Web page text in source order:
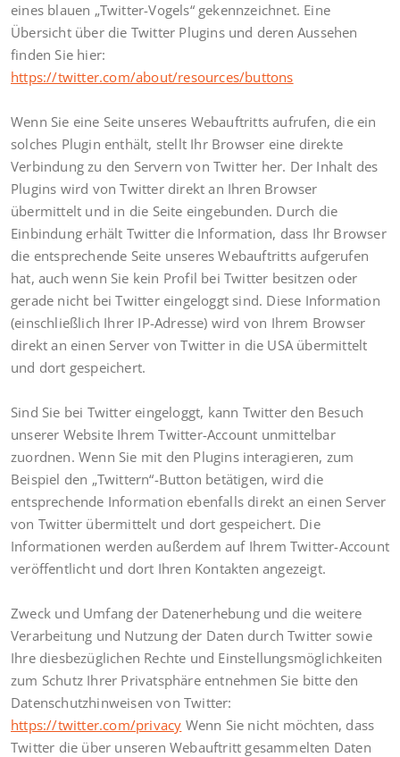
eines blauen „Twitter-Vogels“ gekennzeichnet. Eine
Übersicht über die Twitter Plugins und deren Aussehen
finden Sie hier:
https://twitter.com/about/resources/buttons
Wenn Sie eine Seite unseres Webauftritts aufrufen, die ein
solches Plugin enthält, stellt Ihr Browser eine direkte
Verbindung zu den Servern von Twitter her. Der Inhalt des
Plugins wird von Twitter direkt an Ihren Browser
übermittelt und in die Seite eingebunden. Durch die
Einbindung erhält Twitter die Information, dass Ihr Browser
die entsprechende Seite unseres Webauftritts aufgerufen
hat, auch wenn Sie kein Profil bei Twitter besitzen oder
gerade nicht bei Twitter eingeloggt sind. Diese Information
(einschließlich Ihrer IP-Adresse) wird von Ihrem Browser
direkt an einen Server von Twitter in die USA übermittelt
und dort gespeichert.
Sind Sie bei Twitter eingeloggt, kann Twitter den Besuch
unserer Website Ihrem Twitter-Account unmittelbar
zuordnen. Wenn Sie mit den Plugins interagieren, zum
Beispiel den „Twittern“-Button betätigen, wird die
entsprechende Information ebenfalls direkt an einen Server
von Twitter übermittelt und dort gespeichert. Die
Informationen werden außerdem auf Ihrem Twitter-Account
veröffentlicht und dort Ihren Kontakten angezeigt.
Zweck und Umfang der Datenerhebung und die weitere
Verarbeitung und Nutzung der Daten durch Twitter sowie
Ihre diesbezüglichen Rechte und Einstellungsmöglichkeiten
zum Schutz Ihrer Privatsphäre entnehmen Sie bitte den
Datenschutzhinweisen von Twitter:
https://twitter.com/privacy Wenn Sie nicht möchten, dass
Twitter die über unseren Webauftritt gesammelten Daten